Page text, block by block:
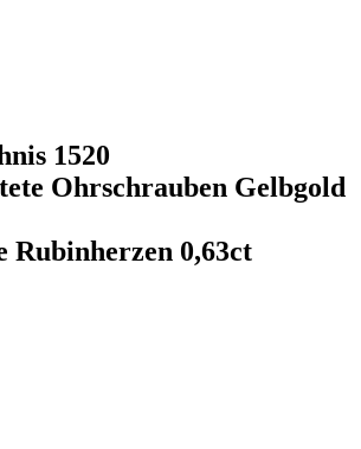
1520
Ohrschrauben Gelbgold
Rubinherzen 0,63ct